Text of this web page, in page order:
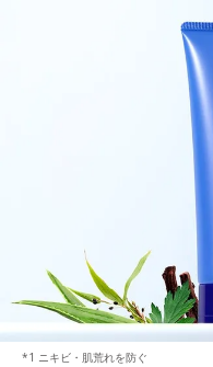
ニキビ・肌荒れを防ぐ